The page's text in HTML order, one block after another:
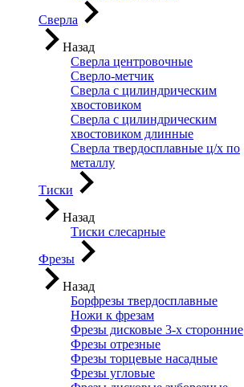
Сверла
Назад
Сверла центровочные
Сверло-метчик
Сверла с цилиндрическим
хвостовиком
Сверла с цилиндрическим
хвостовиком длинные
Сверла твердосплавные ц/х по
металлу
Тиски
Назад
Тиски слесарные
Фрезы
Назад
Борфрезы твердосплавные
Ножи к фрезам
Фрезы дисковые 3-х сторонние
Фрезы отрезные
Фрезы торцевые насадные
Фрезы угловые